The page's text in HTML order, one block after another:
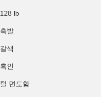
128 lb
흑발
갈색
흑인
털 면도함